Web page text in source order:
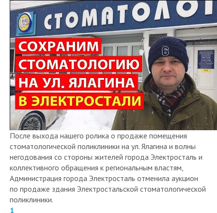
После выхода нашего ролика о продаже помещения
стоматологической поликлиники на ул. Ялагина и волны
негодования со стороны жителей города Электросталь и
коллективного обращения к региональным властям,
Администрация города Электросталь отменила аукцион
по продаже здания Электростальской стоматологической
поликлиники.
1